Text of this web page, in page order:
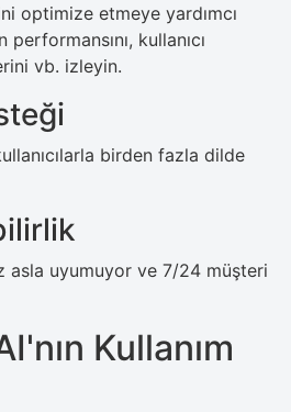
optimize etmeye yardımcı
kullanıcı
vb. izleyin.
birden fazla dilde
asla uyumuyor ve 7/24 müşteri
Kullanım